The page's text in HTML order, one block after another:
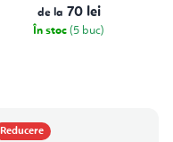
de la 70 lei
În stoc (5 buc)
Reducere